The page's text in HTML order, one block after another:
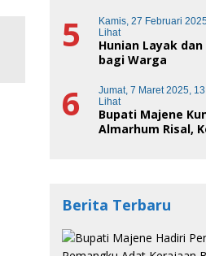
5 Kamis, 27 Februari
Lihat
Hunian Layak
bagi Warga
6 Jumat, 7 Maret 2025,
Lihat
Bupati Majene
Almarhum Risal,
Berita Terbaru